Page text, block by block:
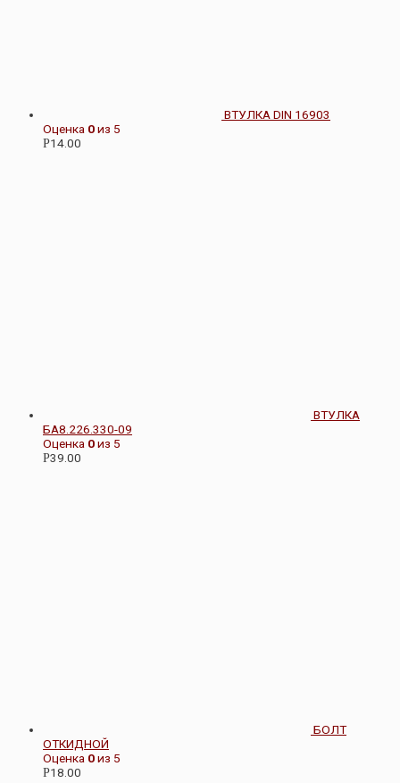
ВТУЛКА DIN 16903
Оценка 0из 5
Р14.00
ВТУЛКА
БА8.226.330-09
Оценка 0из 5
Р39.00
БОЛТ
ОТКИДНОЙ
Оценка 0из 5
Р18.00